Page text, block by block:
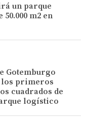
un parque
m2 en
Gotemburgo
primeros
cuadrados de
logístico